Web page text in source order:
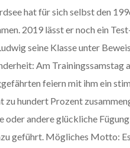
hat für sich selbst den
2019 lässt er noch ein
seine Klasse unter
Am Trainingssamstag
feiern mit ihm ein
hundert Prozent
oder andere glückliche
geführt. Mögliches Motto: